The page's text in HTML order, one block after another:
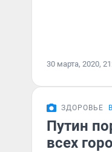
30 марта, 2020,
ЗДОРОВЬЕ
Путин
всех